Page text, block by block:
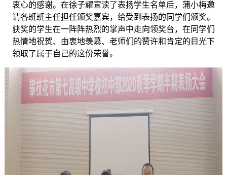
衷心的感谢。 在徐子耀宣读了表扬学生名单后，蒲小梅邀
请各班班主任担任颁奖嘉宾，给受到表扬的同学们 颁奖。
获奖的学生在一阵阵热烈的掌声中走向领奖台，在同学们
热情地祝贺、由衷地羡慕、老师们的赞许和肯定的目光下
领取了属于自己的这份荣誉。